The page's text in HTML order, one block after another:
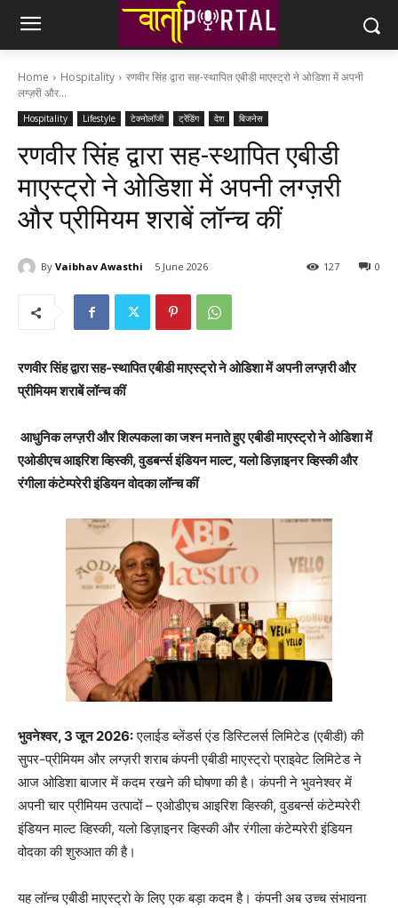
Home Hospitality
रणवीर सिंह द्वारा सह-स्थापित एबीडी माएस्‍ट्रो ने ओडिशा में अपनी
लग्ज़री और...
Hospitality Lifestyle टेक्नोलॉजी ट्रेंडिंग देश बिजनेस
रणवीर सिंह द्वारा सह-स्थापित एबीडी
माएस्‍ट्रो ने ओडिशा में अपनी लग्ज़री
और प्रीमियम शराबें लॉन्च कीं
By Vaibhav Awasthi 5 June 2026 0
127
रणवीर सिंह द्वारा सह-स्थापित एबीडी माएस्‍ट्रो ने ओडिशा में अपनी लग्ज़री और
प्रीमियम शराबें लॉन्च कीं
आधुनिक लग्ज़री और शिल्पकला का जश्न मनाते हुए एबीडी माएस्‍ट्रो ने ओडिशा में
एओडीएच आइरिश व्हिस्‍की,वुडबर्न्‍स इंडियन माल्‍ट,यलो डिज़ाइनर व्हिस्‍की और
रंगीला कंटेम्‍परेरी इंडियन वोदका लॉन्‍च कीं
भुवनेश्वर, 3जून2026:एलाईड ब्लेंडर्स एंड डिस्टिलर्स लिमिटेड (एबीडी) की
सुपर-प्रीमियम और लग्ज़री शराब कंपनी एबीडी माएस्‍ट्रो प्राइवेट लिमिटेड ने
आज ओडिशा बाजार में कदम रखने की घोषणा की है। कंपनी ने भुवनेश्वर में
अपनी चार प्रीमियम उत्पादों – एओडीएच आइरिश व्हिस्‍की, वुडबर्न्‍स कंटेम्‍परेरी
इंडियन माल्‍ट व्हिस्‍की, यलो डिज़ाइनर व्हिस्‍की और रंगीला कंटेम्‍परेरी इंडियन
वोदका की शुरुआत की है।
यह लॉन्च एबीडी माएस्‍ट्रो के लिए एक बड़ा कदम है। कंपनी अब उच्‍च संभावना